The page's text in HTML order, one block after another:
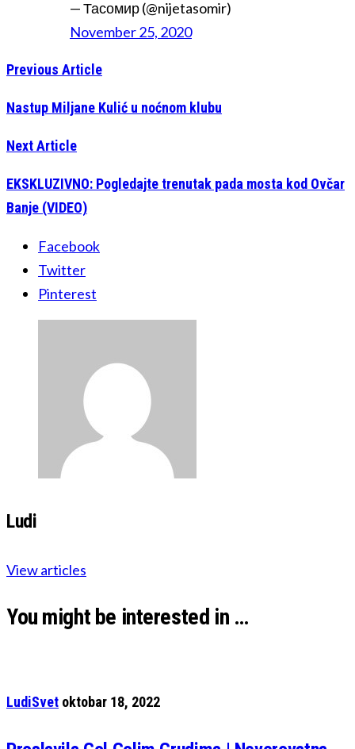
— Тасомир (@nijetasomir)
November 25, 2020
Previous Article
Nastup Miljane Kulić u noćnom klubu
Next Article
EKSKLUZIVNO: Pogledajte trenutak pada mosta kod Ovčar
Banje (VIDEO)
Facebook
Twitter
Pinterest
Ludi
View articles
You might be interested in …
LudiSvet oktobar 18, 2022